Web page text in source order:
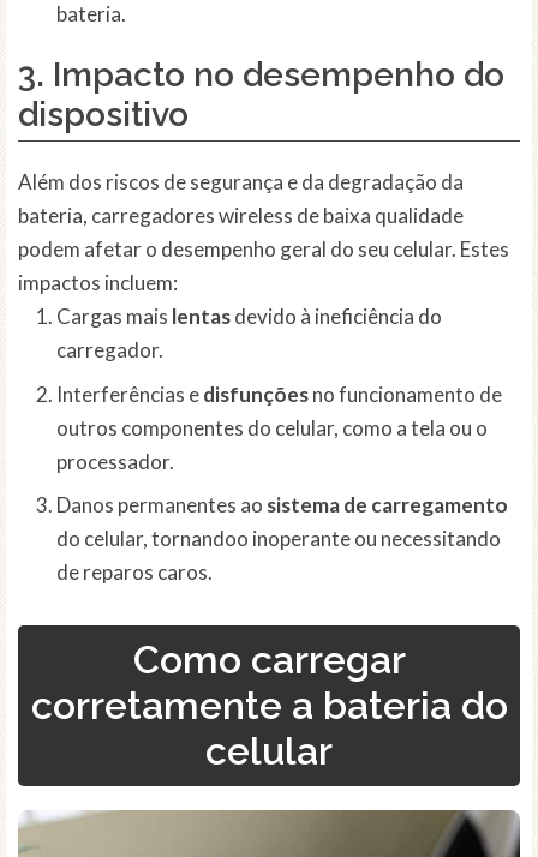
bateria.
3. Impacto no desempenho do
dispositivo
Além dos riscos de segurança e da degradação da
bateria, carregadores wireless de baixa qualidade
podem afetar o desempenho geral do seu celular. Estes
impactos incluem:
Cargas mais lentasdevido à ineficiência do
carregador.
Interferências edisfunçõesno funcionamento de
outros componentes do celular, como a tela ou o
processador.
Danos permanentes ao sistema de carregamento
do celular, tornandoo inoperante ou necessitando
de reparos caros.
Como carregar
corretamente a bateria do
celular